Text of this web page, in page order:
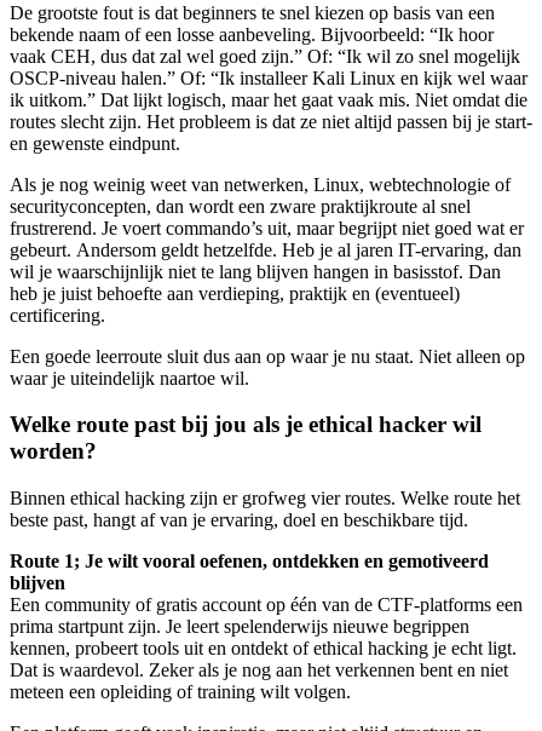
De grootste fout is dat beginners te snel kiezen op basis van een
bekende naam of een losse aanbeveling. Bijvoorbeeld: “Ik hoor
vaak CEH, dus dat zal wel goed zijn.” Of: “Ik wil zo snel mogelijk
OSCP-niveau halen.” Of: “Ik installeer Kali Linux en kijk wel waar
ik uitkom.” Dat lijkt logisch, maar het gaat vaak mis. Niet omdat die
routes slecht zijn. Het probleem is dat ze niet altijd passen bij je start-
en gewenste eindpunt.
Als je nog weinig weet van netwerken, Linux, webtechnologie of
securityconcepten, dan wordt een zware praktijkroute al snel
frustrerend. Je voert commando’s uit, maar begrijpt niet goed wat er
gebeurt. Andersom geldt hetzelfde. Heb je al jaren IT-ervaring, dan
wil je waarschijnlijk niet te lang blijven hangen in basisstof. Dan
heb je juist behoefte aan verdieping, praktijk en (eventueel)
certificering.
Een goede leerroute sluit dus aan op waar je nu staat. Niet alleen op
waar je uiteindelijk naartoe wil.
Welke route past bij jou als je ethical hacker wil
worden?
Binnen ethical hacking zijn er grofweg vier routes. Welke route het
beste past, hangt af van je ervaring, doel en beschikbare tijd.
Route 1; Je wilt vooral oefenen, ontdekken en gemotiveerd
blijven
Een community of gratis account op één van de CTF-platforms een
prima startpunt zijn. Je leert spelenderwijs nieuwe begrippen
kennen, probeert tools uit en ontdekt of ethical hacking je echt ligt.
Dat is waardevol. Zeker als je nog aan het verkennen bent en niet
meteen een opleiding of training wilt volgen.